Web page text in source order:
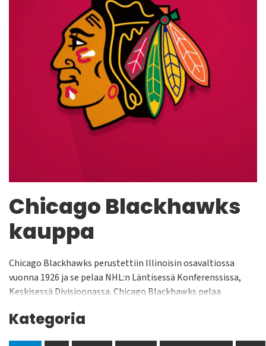
Chicago Blackhawks
kauppa
Chicago Blackhawks perustettiin Illinoisin osavaltiossa
vuonna 1926 ja se pelaa NHL:n Läntisessä Konferenssissa,
Keskisessä Divisioonassa. Chicago Blackhawks pelaa
n. 22 500 katsojaa. Joukkue on voittanut Stanley Cupin
Kategoria